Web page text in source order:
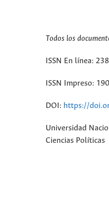
Todos los
ISSN En línea:
ISSN Impreso:
DOI: https://
Universidad
Ciencias Políticas